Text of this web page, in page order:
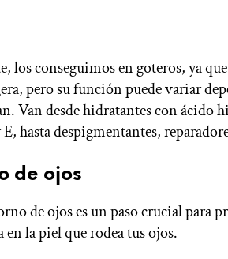
los conseguimos en goteros, ya
pero su función puede variar
Van desde hidratantes con ácido
hasta despigmentantes,
de ojos
de ojos es un paso crucial para
en la piel que rodea tus ojos.